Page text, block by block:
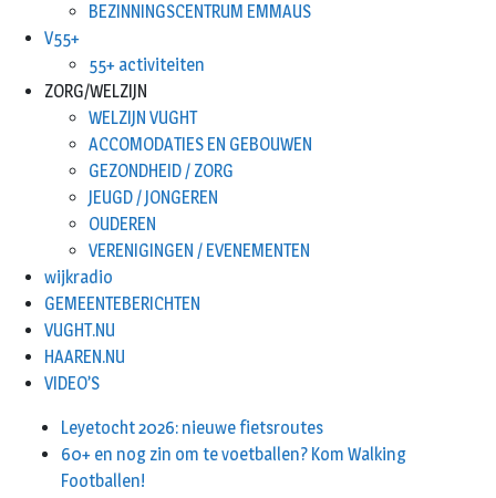
BEZINNINGSCENTRUM EMMAUS
V55+
55+ activiteiten
ZORG/WELZIJN
WELZIJN VUGHT
ACCOMODATIES EN GEBOUWEN
GEZONDHEID / ZORG
JEUGD / JONGEREN
OUDEREN
VERENIGINGEN / EVENEMENTEN
wijkradio
GEMEENTEBERICHTEN
VUGHT.NU
HAAREN.NU
VIDEO’S
Leyetocht 2026: nieuwe fietsroutes
60+ en nog zin om te voetballen? Kom Walking
Footballen!